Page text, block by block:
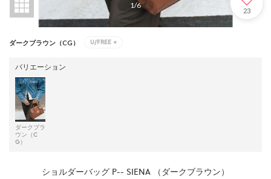
1/6
23
ダークブラウン（CG） U/FREE ×
バリエーション
ダークブラ
ウン（C
G）
ショルダーバッグ P-- SIENA （ダークブラウン）